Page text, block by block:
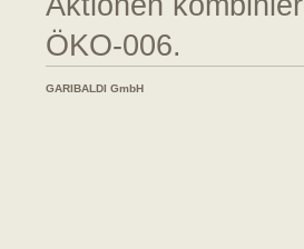
ÖKO-006.
GARIBALDI GmbH